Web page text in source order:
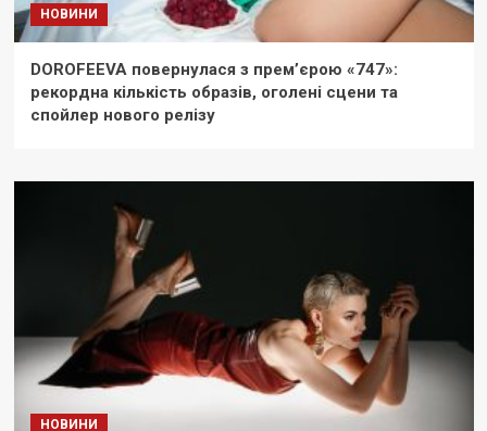
НОВИНИ
DOROFEEVA повернулася з прем’єрою «747»:
рекордна кількість образів, оголені сцени та
спойлер нового релізу
НОВИНИ